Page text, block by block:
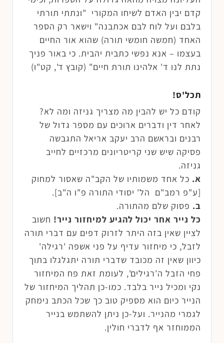
קדם יבין האדם לשיחו המקורי "ונתתי תורתי
בלבם ועל לוח לבם אכתבנה" וישאר רק הספר
האחד (חמשה חומשי תורה) שהוא אור החיים
בעצמו – אנא נפשי כתבית יהבית. כי באור פניך
נתת לנו ד' אלהינו תורת חיים" (קובץ ד', קט"ו)
תכל'ס!
קודם כל יש להבין מה מצריך גניזה ומה לא?
לאחר דין ודברים ארוכים עם מספר גדול של
רבנים ובראשם הרב יעקב אריאל התגבשה
פסיקה שיש שני קריטריונים מרכזיים לחייב
גניזה.
א. כל אחד משמותיו של הקב"ה שאסור למחוק
[ע"פ רמב"ם הל' יסודי התורה פ"ו ה"ב].
ב. פסוק שלם מהתורה.
כל נייר אחר יכול להגיע למיחזור נייר! חשוב
לציין שאין בזה היתר לזרוק דפים עם דברי תורה
לזבל, כי מיחזור עדיף על פני אשפה 'רגילה'
כיוון שאין זה מכובד שדברי תורה יתגלגלו בתוך
פחי הזבל ה'רגילים', לעומת זאת פח המיחזור
נקי ומכיל נייר בלבד. כמו-כן תהליך המיחזור של
הנייר כיום הוא מספיק טוב כך שכל הכתב נימחק
לגמרי מהנייר. ועל-כן ניתן להשתמש בנייר
הממוחזר אף לדברי חולין.